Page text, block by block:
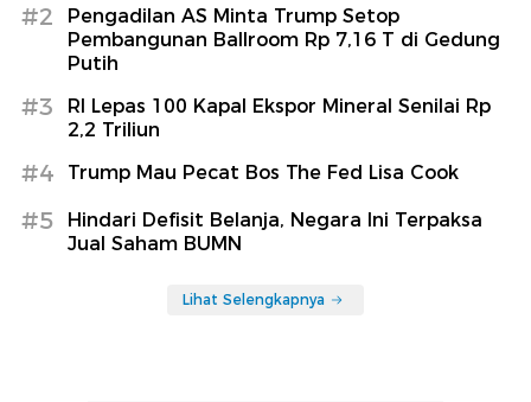
#2
Pengadilan AS Minta Trump Setop
Pembangunan Ballroom Rp 7,16 T di Gedung
Putih
#3
RI Lepas 100 Kapal Ekspor Mineral Senilai Rp
2,2 Triliun
#4 Trump Mau Pecat Bos The Fed Lisa Cook
#5
Hindari Defisit Belanja, Negara Ini Terpaksa
Jual Saham BUMN
Lihat Selengkapnya